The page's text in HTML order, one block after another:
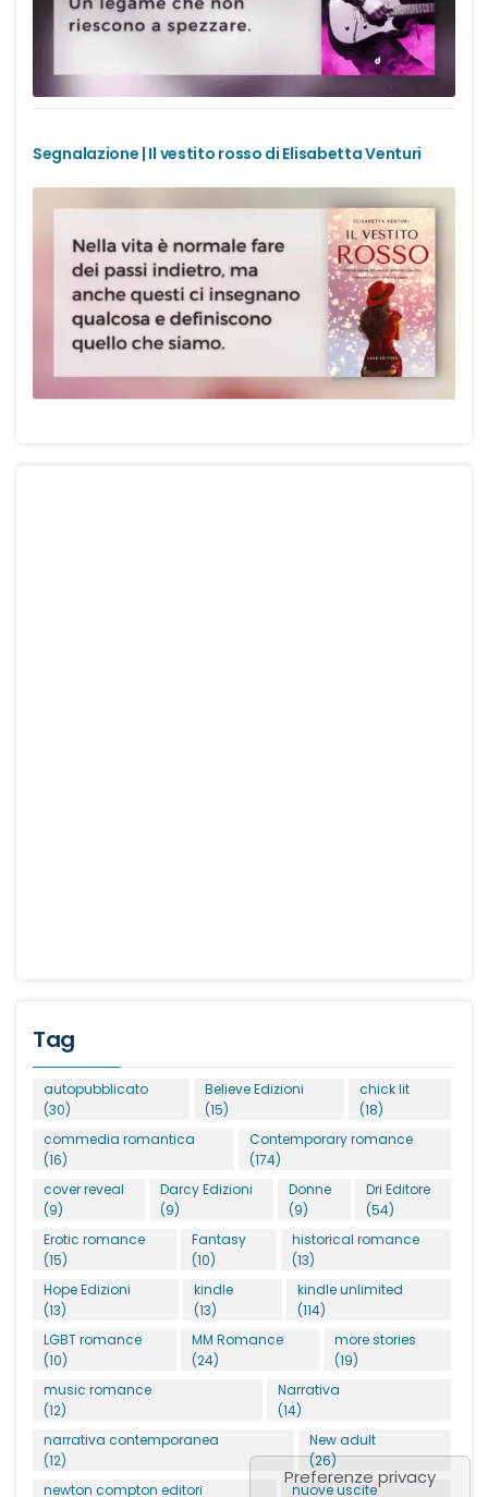
Segnalazione | Il vestito rosso di Elisabetta Venturi
Tag
autopubblicato
(30)
Believe Edizioni
(15)
chick lit
(18)
commedia romantica
(16)
Contemporary romance
(174)
cover reveal
(9)
Darcy Edizioni
(9)
Donne
(9)
Dri Editore
(54)
Erotic romance
(15)
Fantasy
(10)
historical romance
(13)
Hope Edizioni
(13)
kindle
(13)
kindle unlimited
(114)
LGBT romance
(10)
MM Romance
(24)
more stories
(19)
music romance
(12)
Narrativa
(14)
narrativa contemporanea
(12)
New adult
(26)
newton compton editori
nuove uscite